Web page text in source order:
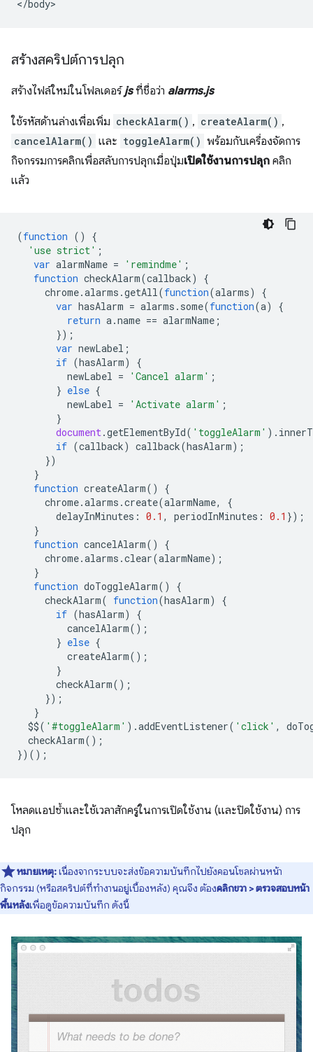
สร้างสคริปต์การปลุก
สร้างไฟล์ใหม่ในโฟลเดอร์jsที่ชื่อว่า alarms.js
ใช้รหัสด้านล่างเพื่อเพิ่ม checkAlarm() , createAlarm() ,
cancelAlarm() และ toggleAlarm() พร้อมกับเครื่องจัดการ
กิจกรรมการคลิกเพื่อสลับการปลุกเมื่อปุ่มเปิดใช้งานการปลุก คลิก
แล้ว
(function ()
{
'use strict' ;
var alarmName = 'remindme' ;
function checkAlarm(callback)
{
chrome.alarms .getAll(function(alarms)
{
var hasAlarm = alarms . some(function(a)
{
return a.name == alarmName ;
});
var newLabel ;
if (hasAlarm)
{
newLabel = 'Cancel alarm' ;
} else {
newLabel = 'Activate alarm' ;
}
document.getElementById( 'toggleAlarm' ).
if (callback) callback(hasAlarm);
})
}
function createAlarm()
{
chrome.alarms .create(alarmName,
{
delayInMinutes : 0.1 , periodInMinutes : 0.1 });
}
function cancelAlarm()
{
chrome.alarms .clear(alarmName);
}
function doToggleAlarm()
{
checkAlarm( function(hasAlarm)
{
if (hasAlarm)
{
cancelAlarm();
} else {
createAlarm();
}
checkAlarm();
});
}
$$( '#toggleAlarm' ).addEventListener( 'click' ,
checkAlarm();
})();
โหลดแอปซ้ำและใช้เวลาสักครู่ในการเปิดใช้งาน (และปิดใช้งาน) การ
ปลุก
หมายเหตุ:เนื่องจากระบบจะส่งข้อความบันทึกไปยังคอนโซลผ่านหน้า
กิจกรรม (หรือสคริปต์ที่ทำงานอยู่เบื้องหลัง) คุณจึง ต้องคลิกขวา > ตรวจสอบหน้า
พื้นหลังเพื่อดูข้อความบันทึก ดังนี้